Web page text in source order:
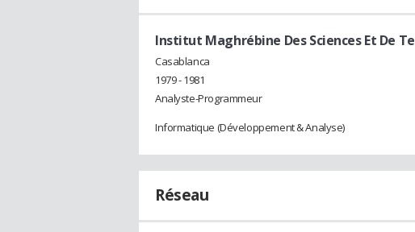
Institut Maghrébine Des Sciences Et De
Casablanca
1979 - 1981
Analyste-Programmeur
Informatique (Développement & Analyse)
Réseau